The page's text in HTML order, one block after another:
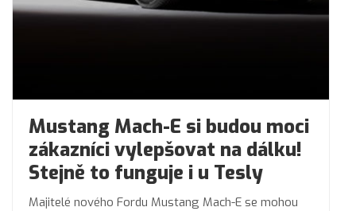
Mustang Mach-E si budou moci
zákazníci vylepšovat na dálku!
Stejně to funguje i u Tesly
Majitelé nového Fordu Mustang Mach-E se mohou